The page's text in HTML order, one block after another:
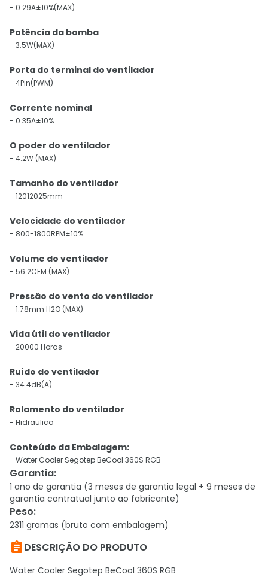
- 0.29A±10%(MAX)
Potência da bomba
- 3.5W(MAX)
Porta do terminal do ventilador
- 4Pin(PWM)
Corrente nominal
- 0.35A±10%
O poder do ventilador
- 4.2W (MAX)
Tamanho do ventilador
- 12012025mm
Velocidade do ventilador
- 800-1800RPM±10%
Volume do ventilador
- 56.2CFM (MAX)
Pressão do vento do ventilador
- 1.78mm H2O (MAX)
Vida útil do ventilador
- 20000 Horas
Ruído do ventilador
- 34.4dB(A)
Rolamento do ventilador
- Hidraulico
Conteúdo da Embalagem:
- Water Cooler Segotep BeCool 360S RGB
Garantia:
1 ano de garantia (3 meses de garantia legal + 9 meses de
garantia contratual junto ao fabricante)
Peso:
2311 gramas (bruto com embalagem)
DESCRIÇÃO DO PRODUTO
Water Cooler Segotep BeCool 360S RGB